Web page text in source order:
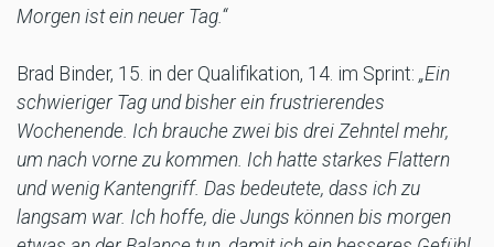
Morgen ist ein neuer Tag.“
Brad Binder, 15. in der Qualifikation, 14. im Sprint: „Ein
schwieriger Tag und bisher ein frustrierendes
Wochenende. Ich brauche zwei bis drei Zehntel mehr,
um nach vorne zu kommen. Ich hatte starkes Flattern
und wenig Kantengriff. Das bedeutete, dass ich zu
langsam war. Ich hoffe, die Jungs können bis morgen